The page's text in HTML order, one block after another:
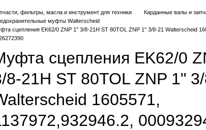
фильтры, масла и инструмент для техники
Карданные валы и
муфты Walterscheid
сцепления EK62/0 ZNP 1" 3/8-21H ST 80TOL ZNP 1" 3/8-21 Walterscheid
сцепления EK62/0
8-21H ST 80TOL ZNP 1"
1605571,